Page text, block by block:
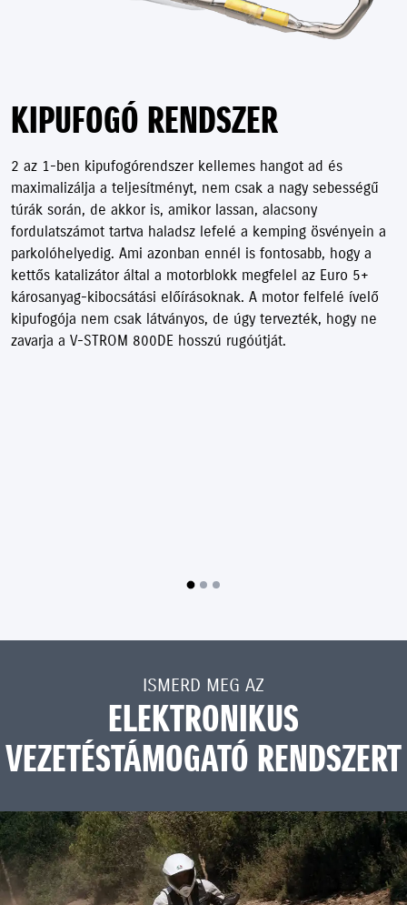
KIPUFOGÓ RENDSZER
2 az 1-ben kipufogórendszer kellemes hangot ad és
maximalizálja a teljesítményt, nem csak a nagy sebességű
túrák során, de akkor is, amikor lassan, alacsony
fordulatszámot tartva haladsz lefelé a kemping ösvényein a
parkolóhelyedig. Ami azonban ennél is fontosabb, hogy a
kettős katalizátor által a motorblokk megfelel az Euro 5+
károsanyag-kibocsátási előírásoknak. A motor felfelé ívelő
kipufogója nem csak látványos, de úgy tervezték, hogy ne
zavarja a V-STROM 800DE hosszú rugóútját.
ISMERD MEG AZ
ELEKTRONIKUS
VEZETÉSTÁMOGATÓ RENDSZERT